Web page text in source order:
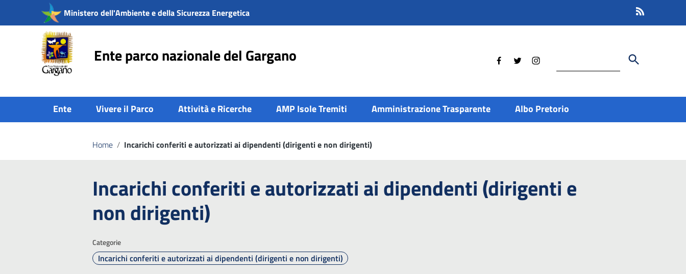
Vai ai contenuti
Vai al menu di navigazione
Vai al footer
Ministero dell'Ambiente e della Sicurezza Energetica
Ente parco nazionale del Gargano Cerca
Ente Vivere il Parco Attività e Ricerche AMP Isole Tremiti Amministrazione Trasparente Albo Pretorio
Home / Incarichi conferiti e autorizzati ai dipendenti (dirigenti e non dirigenti)
Incarichi conferiti e autorizzati ai dipendenti (dirigenti e
non dirigenti)
Categorie
Incarichi conferiti e autorizzati ai dipendenti (dirigenti e non dirigenti)